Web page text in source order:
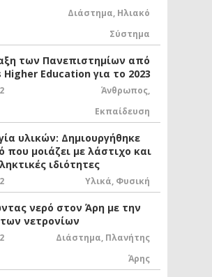
Διάστημα, Ηλιακό
Σύστημα
των Πανεπιστημίων από
Education για το 2023
Άνθρωπος,
Εκπαίδευση
υλικών: Δημιουργήθηκε
που μοιάζει με λάστιχο και
ιδιότητες
Υλικά, Φυσική
νερό στον Άρη με την
νετρονίων
Διάστημα, Πλανήτης
Άρης